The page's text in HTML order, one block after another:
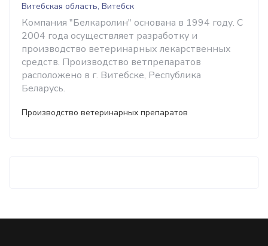
Витебская область, Витебск
Компания "Белкаролин" основана в 1994 году. С
2004 года осуществляет разработку и
производство ветеринарных лекарственных
средств. Производство ветпрепаратов
расположено в г. Витебске, Республика
Беларусь.
Производство ветеринарных препаратов